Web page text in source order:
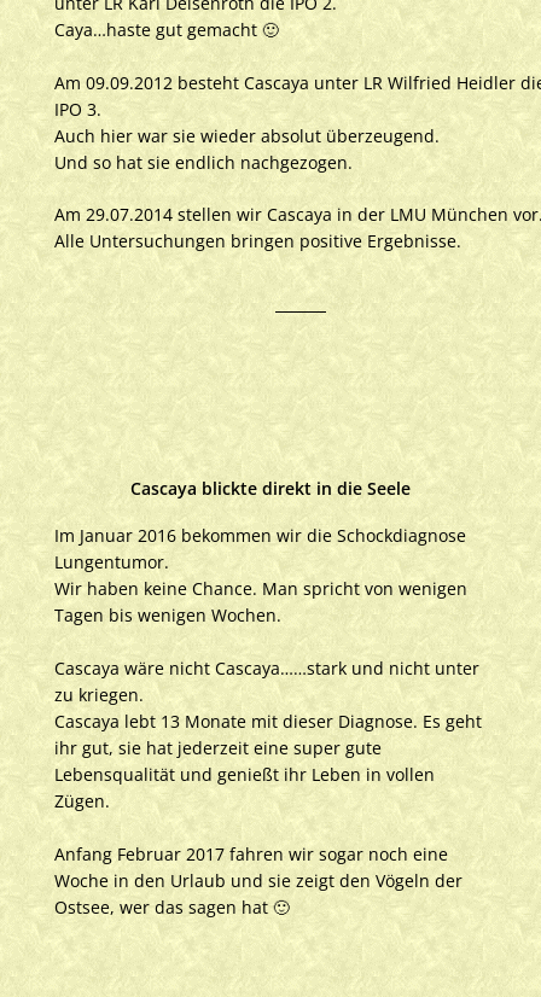
Caya…haste gut gemacht 🙂
Am 09.09.2012 besteht Cascaya unter LR Wilfried Heidler
IPO 3.
Auch hier war sie wieder absolut überzeugend.
Und so hat sie endlich nachgezogen.
Am 29.07.2014 stellen wir Cascaya in der LMU München
Alle Untersuchungen bringen positive Ergebnisse.
Cascaya blickte direkt in die Seele
Im Januar 2016 bekommen wir die Schockdiagnose
Lungentumor.
Wir haben keine Chance. Man spricht von wenigen
Tagen bis wenigen Wochen.
Cascaya wäre nicht Cascaya……stark und nicht unter
zu kriegen.
Cascaya lebt 13 Monate mit dieser Diagnose. Es geht
ihr gut, sie hat jederzeit eine super gute
Lebensqualität und genießt ihr Leben in vollen
Zügen.
Anfang Februar 2017 fahren wir sogar noch eine
Woche in den Urlaub und sie zeigt den Vögeln der
Ostsee, wer das sagen hat 🙂